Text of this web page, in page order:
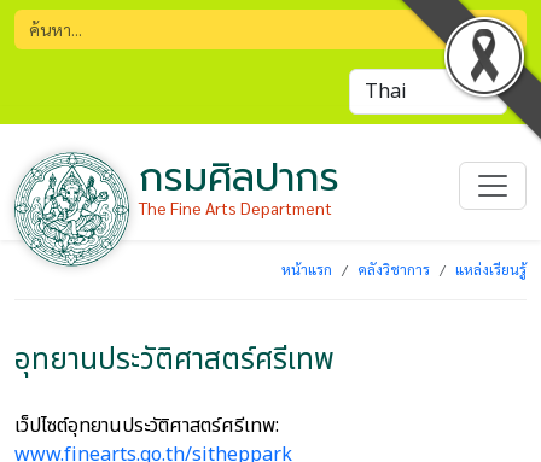
กรมศิลปากร
The Fine Arts Department
หน้าแรก คลังวิชาการ แหล่งเรียนรู้
อุทยานประวัติศาสตร์ศรีเทพ
เว็ปไซต์อุทยานประวัติศาสตร์ศรีเทพ:
www.finearts.go.th/sitheppark